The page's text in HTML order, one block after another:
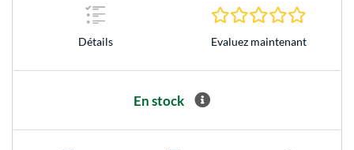
Détails Evaluez maintenant
En stock